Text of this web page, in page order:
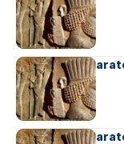
Ahameniş
Ahameniş